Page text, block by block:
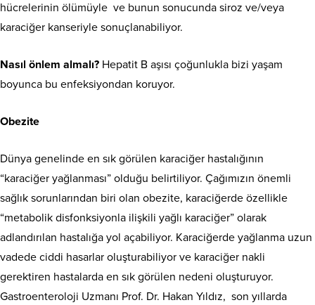
hücrelerinin ölümüyle ve bunun sonucunda siroz ve/veya
karaciğer kanseriyle sonuçlanabiliyor.
Nasıl önlem almalı? Hepatit B aşısı çoğunlukla bizi yaşam
boyunca bu enfeksiyondan koruyor.
Obezite
Dünya genelinde en sık görülen karaciğer hastalığının
“karaciğer yağlanması” olduğu belirtiliyor. Çağımızın önemli
sağlık sorunlarından biri olan obezite, karaciğerde özellikle
“metabolik disfonksiyonla ilişkili yağlı karaciğer” olarak
adlandırılan hastalığa yol açabiliyor. Karaciğerde yağlanma uzun
vadede ciddi hasarlar oluşturabiliyor ve karaciğer nakli
gerektiren hastalarda en sık görülen nedeni oluşturuyor.
Gastroenteroloji Uzmanı Prof. Dr. Hakan Yıldız, son yıllarda